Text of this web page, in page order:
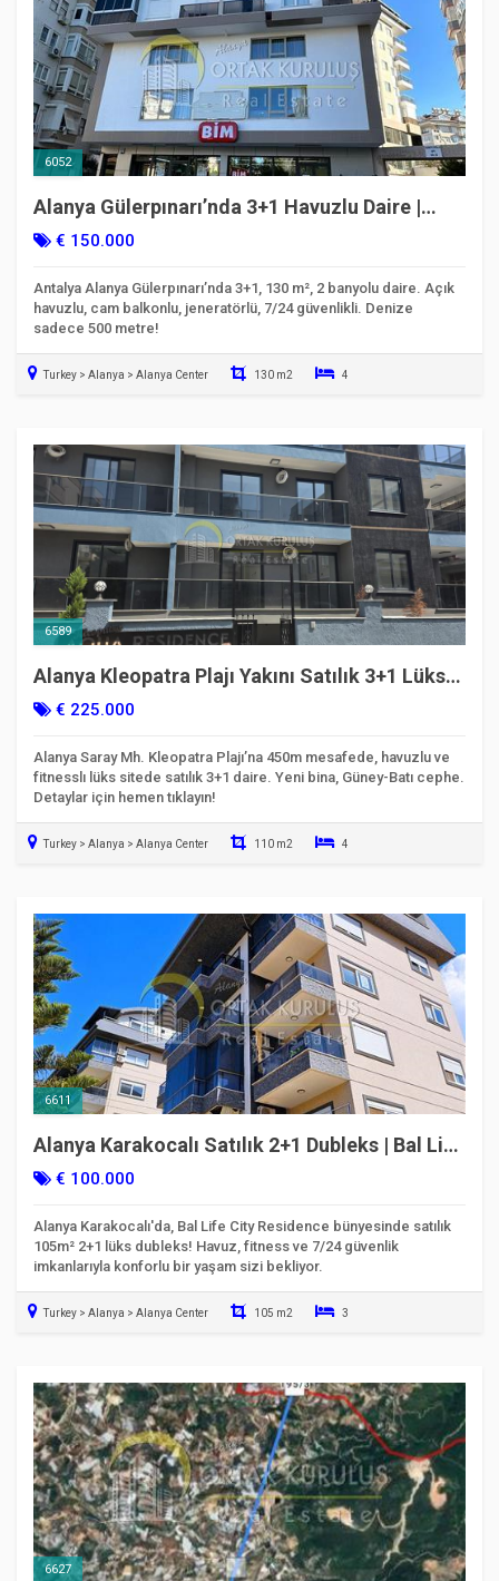
6052
Alanya Gülerpınarı’nda 3+1 Havuzlu Daire |
Denize 500 m
€ 150.000
Antalya Alanya Gülerpınarı’nda 3+1, 130 m², 2 banyolu daire. Açık
havuzlu, cam balkonlu, jeneratörlü, 7/24 güvenlikli. Denize
sadece 500 metre!
Turkey > Alanya > Alanya Center 130 m2 4
6589
Alanya Kleopatra Plajı Yakını Satılık 3+1 Lüks
Daire | 110m²
€ 225.000
Alanya Saray Mh. Kleopatra Plajı’na 450m mesafede, havuzlu ve
fitnesslı lüks sitede satılık 3+1 daire. Yeni bina, Güney-Batı cephe.
Detaylar için hemen tıklayın!
Turkey > Alanya > Alanya Center 110 m2 4
6611
Alanya Karakocalı Satılık 2+1 Dubleks | Bal Life
City Residence
€ 100.000
Alanya Karakocalı'da, Bal Life City Residence bünyesinde satılık
105m² 2+1 lüks dubleks! Havuz, fitness ve 7/24 güvenlik
imkanlarıyla konforlu bir yaşam sizi bekliyor.
Turkey > Alanya > Alanya Center 105 m2 3
6627